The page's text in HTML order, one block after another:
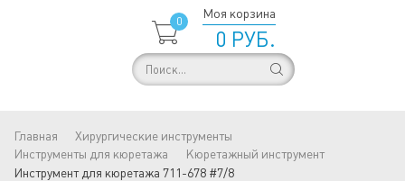
0
Моя корзина
0 РУБ.
Главная
Хирургические инструменты
Инструменты для кюретажа
Кюретажный инструмент
Инструмент для кюретажа 711-678 #7/8